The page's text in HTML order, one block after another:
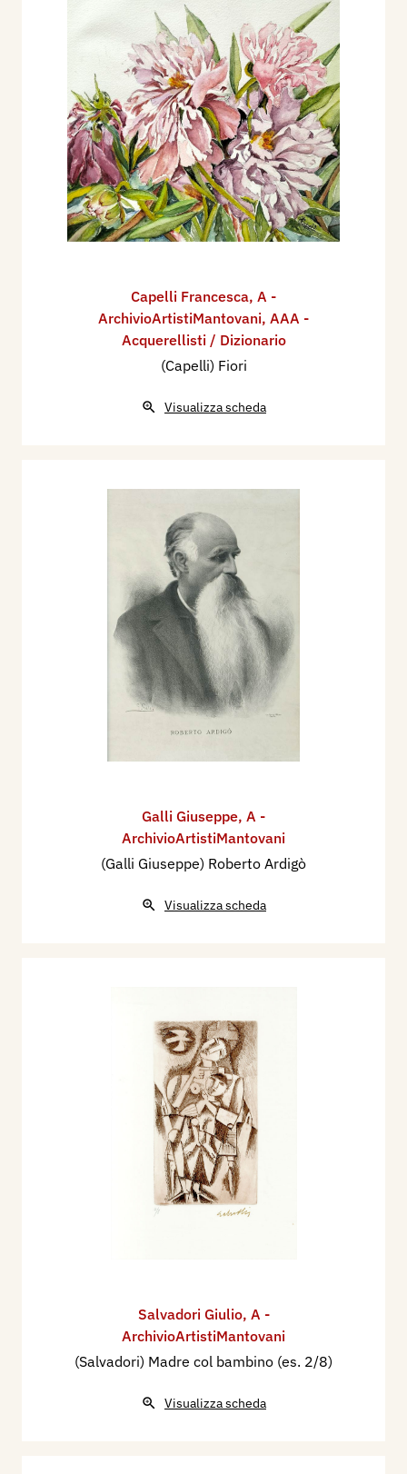
Capelli Francesca, A -
ArchivioArtistiMantovani, AAA -
Acquerellisti / Dizionario
(Capelli) Fiori
Visualizza scheda
Galli Giuseppe, A -
ArchivioArtistiMantovani
(Galli Giuseppe) Roberto Ardigò
Visualizza scheda
Salvadori Giulio, A -
ArchivioArtistiMantovani
(Salvadori) Madre col bambino (es. 2/8)
Visualizza scheda